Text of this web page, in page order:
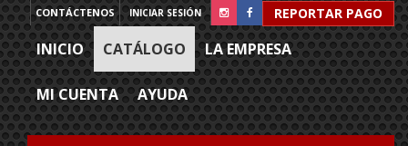
REPORTAR PAGO
INICIAR SESIÓN
CONTÁCTENOS
INICIO CATÁLOGO LA EMPRESA
MI CUENTA AYUDA